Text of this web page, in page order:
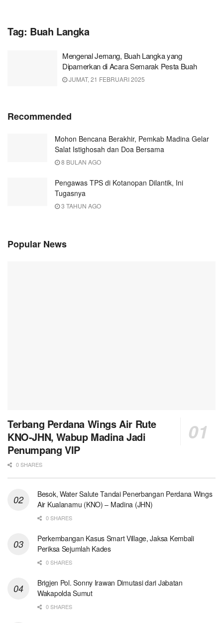
Tag: Buah Langka
Mengenal Jernang, Buah Langka yang
Dipamerkan di Acara Semarak Pesta Buah
JUMAT, 21 FEBRUARI 2025
Recommended
Mohon Bencana Berakhir, Pemkab Madina Gelar
Salat Istighosah dan Doa Bersama
8 BULAN AGO
Pengawas TPS di Kotanopan Dilantik, Ini
Tugasnya
3 TAHUN AGO
Popular News
Terbang Perdana Wings Air Rute
KNO-JHN, Wabup Madina Jadi
Penumpang VIP
0 SHARES
Besok, Water Salute Tandai Penerbangan Perdana Wings
Air Kualanamu (KNO) – Madina (JHN)
0 SHARES
Perkembangan Kasus Smart Village, Jaksa Kembali
Periksa Sejumlah Kades
0 SHARES
Brigjen Pol. Sonny Irawan Dimutasi dari Jabatan
Wakapolda Sumut
0 SHARES